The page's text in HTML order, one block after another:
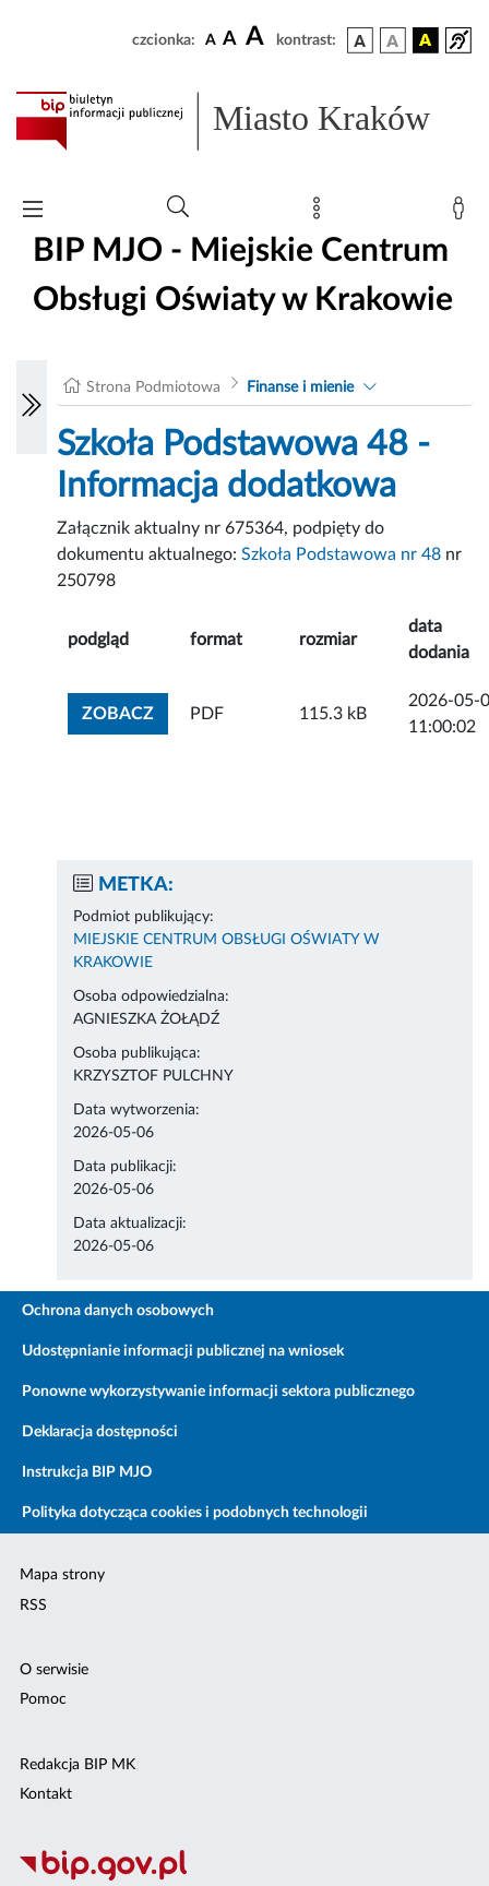
czcionka: A A A kontrast:
Miasto Kraków
BIP MJO - Miejskie Centrum
Obsługi Oświaty w Krakowie
Strona Podmiotowa Finanse i mienie
Szkoła Podstawowa 48 -
Informacja dodatkowa
Załącznik aktualny nr 675364, podpięty do
dokumentu aktualnego:Szkoła Podstawowa nr 48 nr
250798
podgląd format rozmiar
data
dodania
ZOBACZZOBACZ ZAŁĄCZNIK
PDF 115.3 kB
2026-05-
11:00:02
METKA:
Podmiot publikujący:
MIEJSKIE CENTRUM OBSŁUGI OŚWIATY W
KRAKOWIE
Osoba odpowiedzialna:
AGNIESZKA ŻOŁĄDŹ
Osoba publikująca:
KRZYSZTOF PULCHNY
Data wytworzenia:
2026-05-06
Data publikacji:
2026-05-06
Data aktualizacji:
2026-05-06
Ochrona danych osobowych
Udostępnianie informacji publicznej na wniosek
Ponowne wykorzystywanie informacji sektora publicznego
Deklaracja dostępności
Instrukcja BIP MJO
Polityka dotycząca cookies i podobnych technologii
Mapa strony
RSS
O serwisie
Pomoc
Redakcja BIP MK
Kontakt